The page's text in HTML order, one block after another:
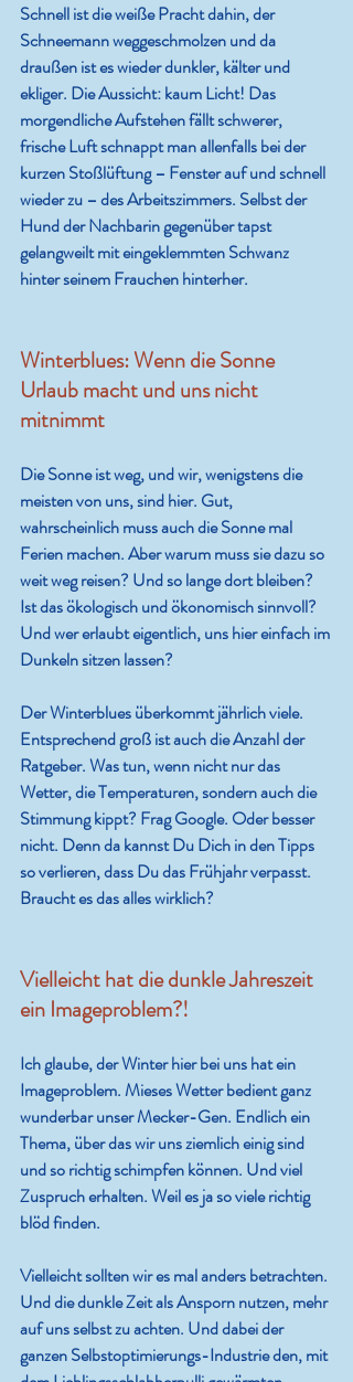
Schnell ist die weiße Pracht dahin, der
Schneemann weggeschmolzen und da
draußen ist es wieder dunkler, kälter und
ekliger. Die Aussicht: kaum Licht! Das
morgendliche Aufstehen fällt schwerer,
frische Luft schnappt man allenfalls bei der
kurzen Stoßlüftung – Fenster auf und schnell
wieder zu – des Arbeitszimmers. Selbst der
Hund der Nachbarin gegenüber tapst
gelangweilt mit eingeklemmten Schwanz
hinter seinem Frauchen hinterher.
Winterblues: Wenn die Sonne
Urlaub macht und uns nicht
mitnimmt
Die Sonne ist weg, und wir, wenigstens die
meisten von uns, sind hier. Gut,
wahrscheinlich muss auch die Sonne mal
Ferien machen. Aber warum muss sie dazu so
weit weg reisen? Und so lange dort bleiben?
Ist das ökologisch und ökonomisch sinnvoll?
Und wer erlaubt eigentlich, uns hier einfach im
Dunkeln sitzen lassen?
Der Winterblues überkommt jährlich viele.
Entsprechend groß ist auch die Anzahl der
Ratgeber. Was tun, wenn nicht nur das
Wetter, die Temperaturen, sondern auch die
Stimmung kippt? Frag Google. Oder besser
nicht. Denn da kannst Du Dich in den Tipps
so verlieren, dass Du das Frühjahr verpasst.
Braucht es das alles wirklich?
Vielleicht hat die dunkle Jahreszeit
ein Imageproblem?!
Ich glaube, der Winter hier bei uns hat ein
Imageproblem. Mieses Wetter bedient ganz
wunderbar unser Mecker-Gen. Endlich ein
Thema, über das wir uns ziemlich einig sind
und so richtig schimpfen können. Und viel
Zuspruch erhalten. Weil es ja so viele richtig
blöd finden.
Vielleicht sollten wir es mal anders betrachten.
Und die dunkle Zeit als Ansporn nutzen, mehr
auf uns selbst zu achten. Und dabei der
ganzen Selbstoptimierungs-Industrie den, mit